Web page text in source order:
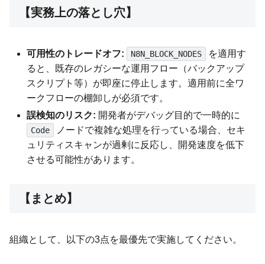
【実務上の落とし穴】
可用性のトレードオフ: N8N_BLOCK_NODES
を適用す
ると、既存のレガシーな運用フロー（バックアップ
スクリプト等）が即座に停止します。適用前に全ワ
ークフローの棚卸しが必須です。
誤検知のリスク: 開発者がデバッグ目的で一時的に
Code
ノードで複雑な処理を行っている場合、セキ
ュリティスキャンが過剰に反応し、開発速度を低下
させる可能性があります。
【まとめ】
組織として、以下の3点を最優先で実施してください。